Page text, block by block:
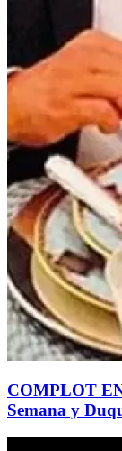
COMPLOT
Semana y